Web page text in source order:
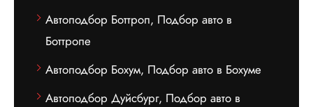
Автоподбор Боттроп, Подбор авто в
Боттропе
Автоподбор Бохум, Подбор авто в Бохуме
Автоподбор Дуйсбург, Подбор авто в